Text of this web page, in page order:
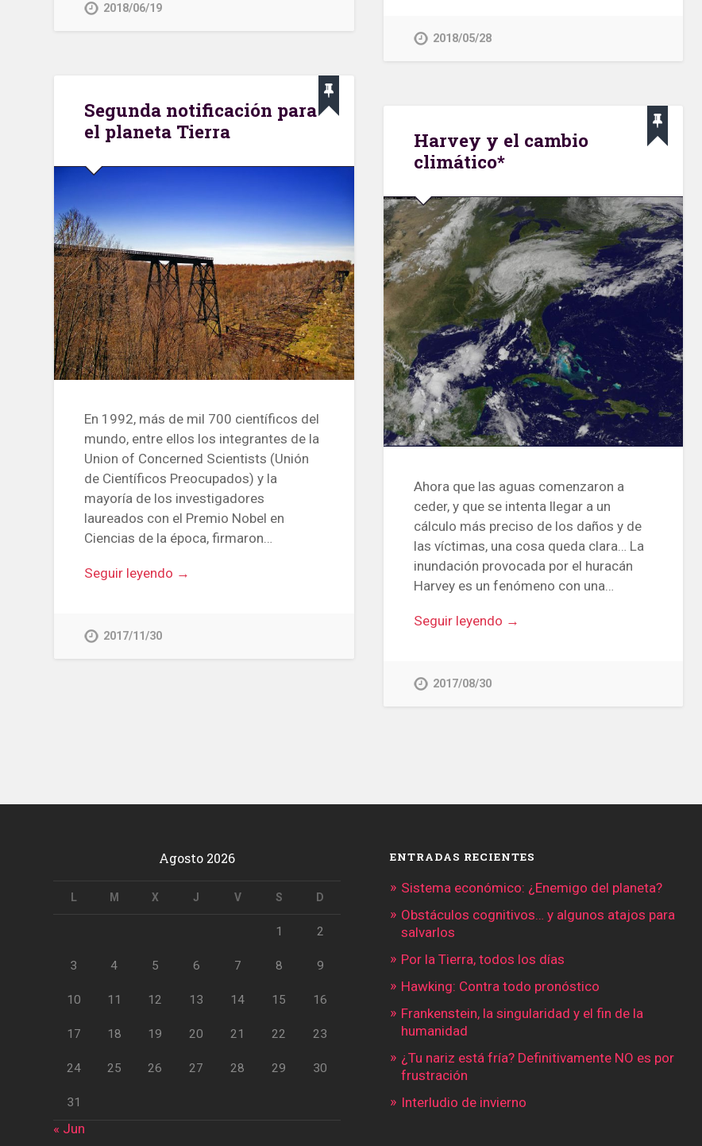
2018/06/19
2018/05/28
Segunda notificación para
el planeta Tierra
En 1992, más de mil 700 científicos del
mundo, entre ellos los integrantes de la
Union of Concerned Scientists (Unión
de Científicos Preocupados) y la
mayoría de los investigadores
laureados con el Premio Nobel en
Ciencias de la época, firmaron…
Seguir leyendo →
2017/11/30
Harvey y el cambio
climático*
Ahora que las aguas comenzaron a
ceder, y que se intenta llegar a un
cálculo más preciso de los daños y de
las víctimas, una cosa queda clara… La
inundación provocada por el huracán
Harvey es un fenómeno con una…
Seguir leyendo →
2017/08/30
Agosto 2026
L M X J V S D
1 2
3 4 5 6 7 8 9
10 11 12 13 14 15 16
17 18 19 20 21 22 23
24 25 26 27 28 29 30
31
« Jun
ENTRADAS RECIENTES
Sistema económico: ¿Enemigo del planeta?
Obstáculos cognitivos… y algunos atajos para
salvarlos
Por la Tierra, todos los días
Hawking: Contra todo pronóstico
Frankenstein, la singularidad y el fin de la
humanidad
¿Tu nariz está fría? Definitivamente NO es por
frustración
Interludio de invierno